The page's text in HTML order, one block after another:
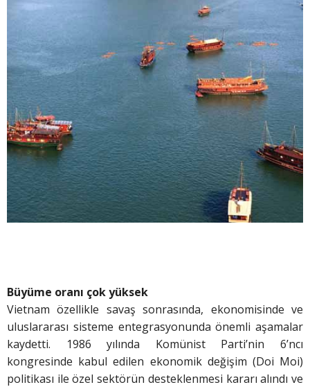
Büyüme oranı çok yüksek
Vietnam özellikle savaş sonrasında, ekonomisinde ve
uluslararası sisteme entegrasyonunda önemli aşamalar
kaydetti. 1986 yılında Komünist Parti’nin 6’ncı
kongresinde kabul edilen ekonomik değişim (Doi Moi)
politikası ile özel sektörün desteklenmesi kararı alındı ve